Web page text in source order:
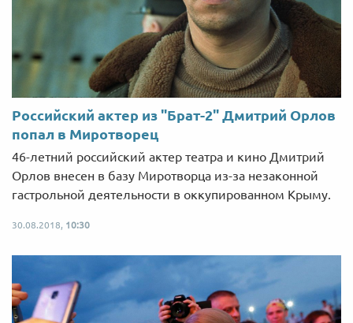
Российский актер из "Брат-2" Дмитрий Орлов
попал в Миротворец
46-летний российский актер театра и кино Дмитрий
Орлов внесен в базу Миротворца из-за незаконной
гастрольной деятельности в оккупированном Крыму.
30.08.2018, 10:30